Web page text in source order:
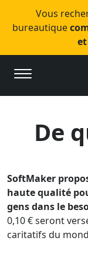
Vous
bureautique
De
SoftMaker
haute qualité
gens dans le
0,10 € seront
caritatifs du